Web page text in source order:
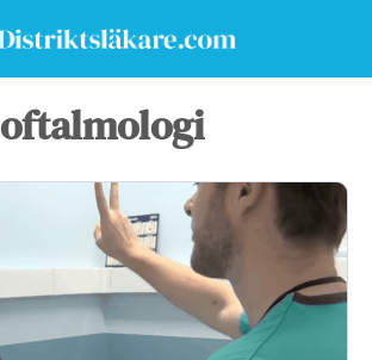
oftalmologi